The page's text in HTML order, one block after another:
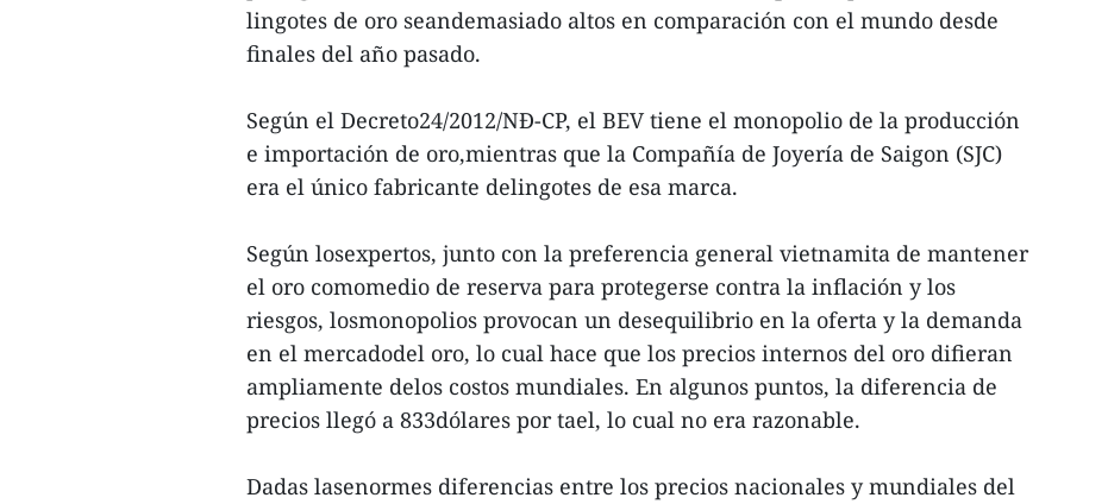
lingotes de oro seandemasiado altos en comparación con el mundo desde
finales del año pasado.
Según el Decreto24/2012/NĐ-CP, el BEV tiene el monopolio de la producción
e importación de oro,mientras que la Compañía de Joyería de Saigon (SJC)
era el único fabricante delingotes de esa marca.
Según losexpertos, junto con la preferencia general vietnamita de mantener
el oro comomedio de reserva para protegerse contra la inflación y los
riesgos, losmonopolios provocan un desequilibrio en la oferta y la demanda
en el mercadodel oro, lo cual hace que los precios internos del oro difieran
ampliamente delos costos mundiales. En algunos puntos, la diferencia de
precios llegó a 833dólares por tael, lo cual no era razonable.
Dadas lasenormes diferencias entre los precios nacionales y mundiales del